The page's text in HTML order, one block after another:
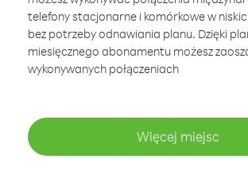
telefony stacjonarne i komórkowe w
bez potrzeby odnawiania planu. Dzięki
miesięcznego abonamentu możesz
wykonywanych połączeniach
Więcej miejsc